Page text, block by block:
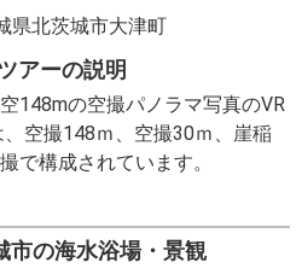
県北茨城市大津町
アーの説明
148mの空撮パノラマ写真のVR
空撮148ｍ、空撮30ｍ、崖稲
で構成されています。
市の海水浴場・景観